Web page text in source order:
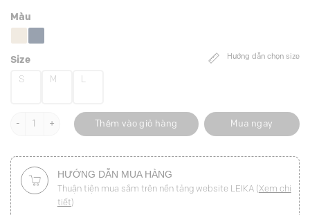
Hướng dẫn chọn size
Màu
Size
S M L
Quần suông túi bổ ngang TT số lượng
Thêm vào giỏ hàng Mua ngay
HƯỚNG DẪN MUA HÀNG
Thuận tiện mua sắm trên nền tảng website LEIKA (Xem chi
tiết)